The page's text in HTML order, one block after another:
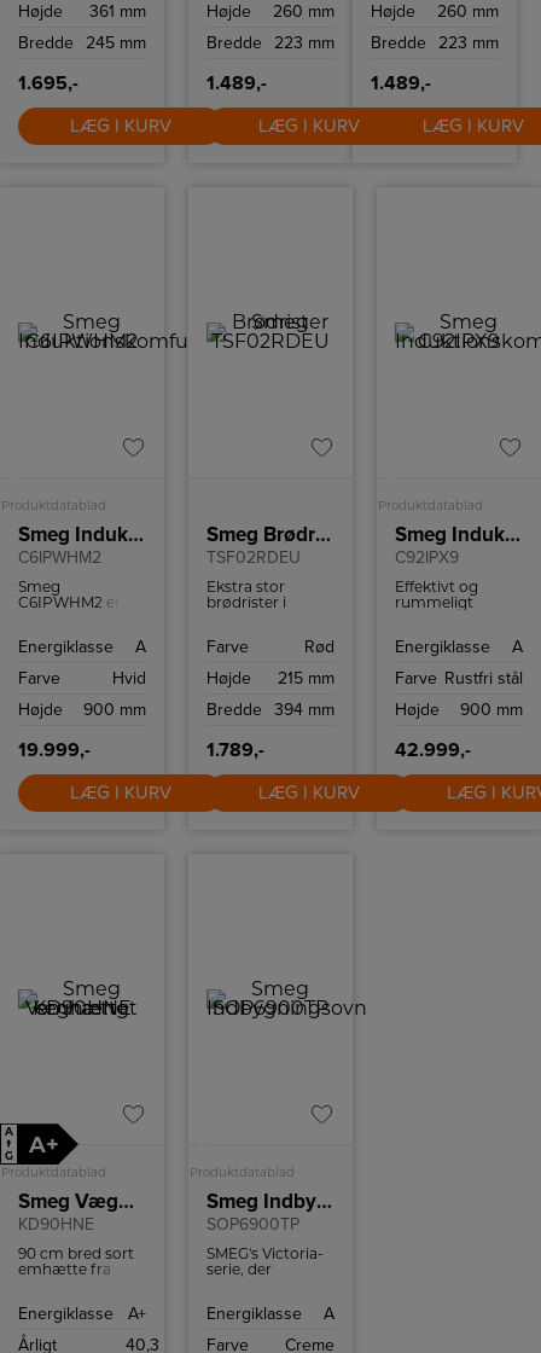
Højde
361 mm
Bredde
245 mm
1.695,-
LÆG I KURV
ved 100ºC.
Højde
260 mm
Bredde
223 mm
1.489,-
LÆG I KURV
ved 100ºC.
Højde
260 mm
Bredde
223 mm
1.489,-
LÆG I KURV
Produktdatablad
Smeg Induktionskomfur
C6IPWHM2
Smeg
C6IPWHM2 er
blanding af
ny teknologi og
skabt til at
madlavning og
komplementere
din
køkkenindretning.
Energiklasse
A
Farve
Hvid
Højde
900 mm
19.999,-
LÆG I KURV
Smeg Brødrister
TSF02RDEU
Ekstra stor
brødrister i
med plads til 4
Brødristeren har
ristningsindstillinger
funktion.
Farve
Rød
Højde
215 mm
Bredde
394 mm
1.789,-
LÆG I KURV
Produktdatablad
Smeg Induktionskomfur
C92IPX9
Effektivt og
rummeligt
kogezoner og to
Energiklasse
A
Farve Rustfri stål
Højde
900 mm
42.999,-
LÆG I
A
↑
G
A+
Produktdatablad
Smeg Væghængt emhætte
KD90HNE
90 cm bred sort
emhætte fra
kan vælge
mellem.
Energiklasse
A+
Årligt
40,3
Produktdatablad
Smeg Indbygningsovn
SOP6900TP
SMEG's Victoria-
serie, der
med moderne
ovn i cremefarve
Energiklasse
A
Farve
Creme